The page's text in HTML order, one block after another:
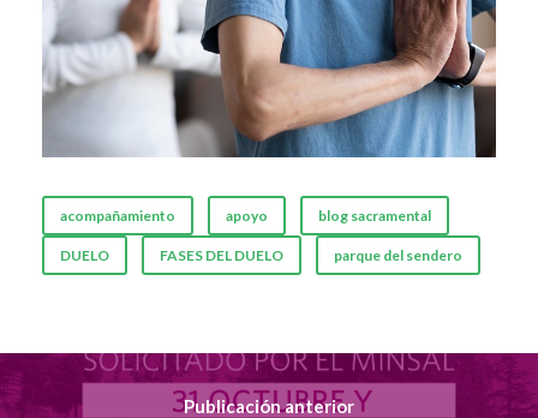
acompañamiento apoyo blog sacramental
DUELO FASES DEL DUELO parque del sendero
Publicación anterior